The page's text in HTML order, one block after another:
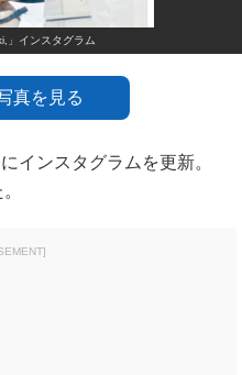
」インスタグラム
真を見る
インスタグラムを更新。